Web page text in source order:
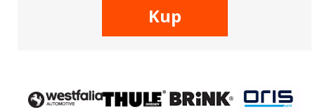
Kup